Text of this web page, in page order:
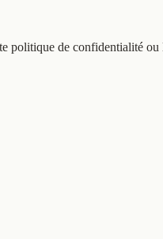
politique de confidentialité